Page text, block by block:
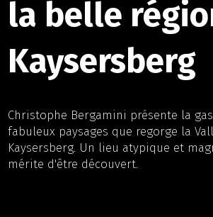
la belle
Kaysersberg
Christophe Bergamini présente la
fabuleux paysages que regorge la
Kaysersberg. Un lieu atypique et
mérite d'être découvert.